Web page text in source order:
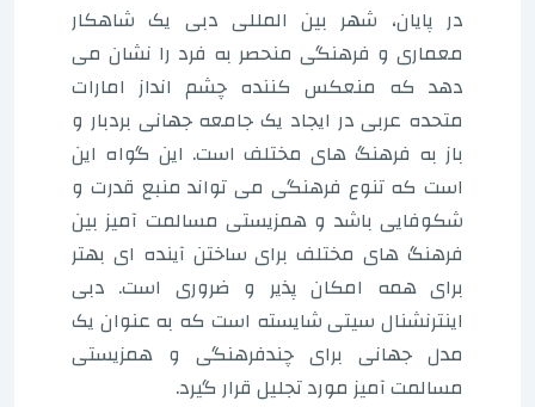
در پایان، شهر بین المللی دبی یک شاهکار
معماری و فرهنگی منحصر به فرد را نشان می
دهد که منعکس کننده چشم انداز امارات
متحده عربی در ایجاد یک جامعه جهانی بردبار و
باز به فرهنگ های مختلف است. این گواه این
است که تنوع فرهنگی می تواند منبع قدرت و
شکوفایی باشد و همزیستی مسالمت آمیز بین
فرهنگ های مختلف برای ساختن آینده ای بهتر
برای همه امکان پذیر و ضروری است. دبی
اینترنشنال سیتی شایسته است که به عنوان یک
مدل جهانی برای چندفرهنگی و همزیستی
مسالمت آمیز مورد تجلیل قرار گیرد.